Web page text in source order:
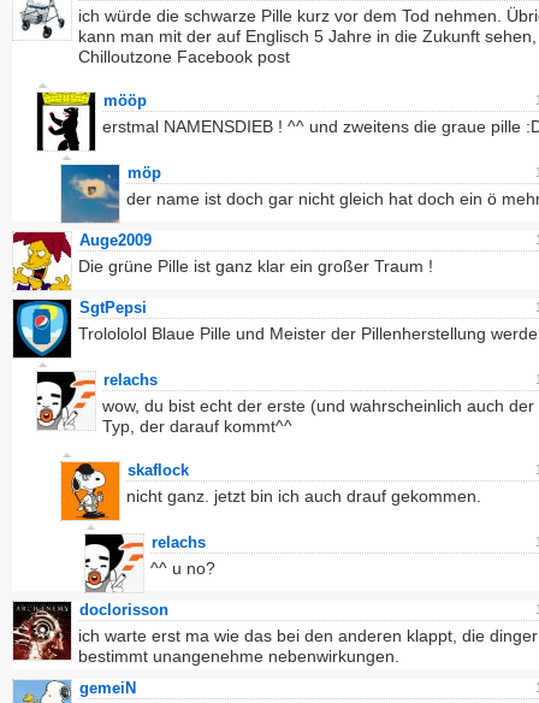
ich würde die schwarze Pille kurz vor dem Tod nehmen.
kann man mit der auf Englisch 5 Jahre in die Zukunft
Chilloutzone Facebook post
mööp
erstmal NAMENSDIEB ! ^^ und zweitens die graue pille
möp
der name ist doch gar nicht gleich hat doch ein ö
Auge2009
Die grüne Pille ist ganz klar ein großer Traum !
SgtPepsi
Trolololol Blaue Pille und Meister der Pillenherstellung
relachs
wow, du bist echt der erste (und wahrscheinlich auch der
Typ, der darauf kommt^^
skaflock
nicht ganz. jetzt bin ich auch drauf gekommen.
relachs
^^ u no?
doclorisson
ich warte erst ma wie das bei den anderen klappt, die
bestimmt unangenehme nebenwirkungen.
gemeiN